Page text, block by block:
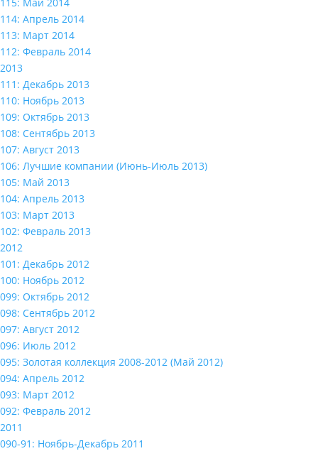
114: Апрель 2014
113: Март 2014
112: Февраль 2014
2013
111: Декабрь 2013
110: Ноябрь 2013
109: Октябрь 2013
108: Сентябрь 2013
107: Август 2013
106: Лучшие компании (Июнь-Июль 2013)
105: Май 2013
104: Апрель 2013
103: Март 2013
102: Февраль 2013
2012
101: Декабрь 2012
100: Ноябрь 2012
099: Октябрь 2012
098: Сентябрь 2012
097: Август 2012
096: Июль 2012
095: Золотая коллекция 2008-2012 (Май 2012)
094: Апрель 2012
093: Март 2012
092: Февраль 2012
2011
090-91: Ноябрь-Декабрь 2011